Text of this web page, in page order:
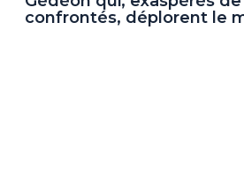
confrontés, déplorent le